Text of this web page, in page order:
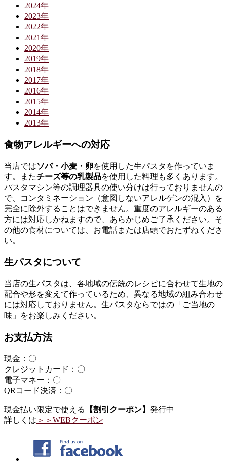
2024年
2023年
2022年
2021年
2020年
2019年
2018年
2017年
2016年
2015年
2014年
2013年
食物アレルギーへの対応
当店ではソバ・小麦・卵を使用した生パスタを作っていま
す。またチーズ等の乳製品を使用した料理も多くあります。
パスタマシン等の調理器具の使い分けは行っておりませんの
で、コンタミネーション（意図しないアレルゲンの混入）を
完全に除外することはできません。重度のアレルギーのある
方には対応しかねますので、あらかじめご了承ください。そ
の他の食材については、お電話または店頭でおたずねくださ
い。
生パスタについて
当店の生パスタは、各地域の伝統のレシピに合わせて生地の
配合や形を変えて作っているため、異なる地域の組み合わせ
には対応しておりません。生パスタならではの「ご当地の
味」をお楽しみください。
お支払方法
現金：〇
クレジットカード：〇
電子マネー：〇
QRコード決済：〇
現金払い限定で使える 【割引クーポン】 発行中
詳しくは ＞＞WEBクーポン